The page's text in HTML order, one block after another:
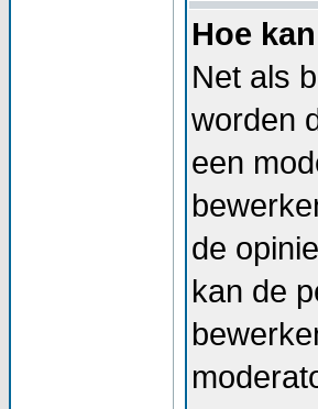
Hoe
Net als
worden
een
de
kan de